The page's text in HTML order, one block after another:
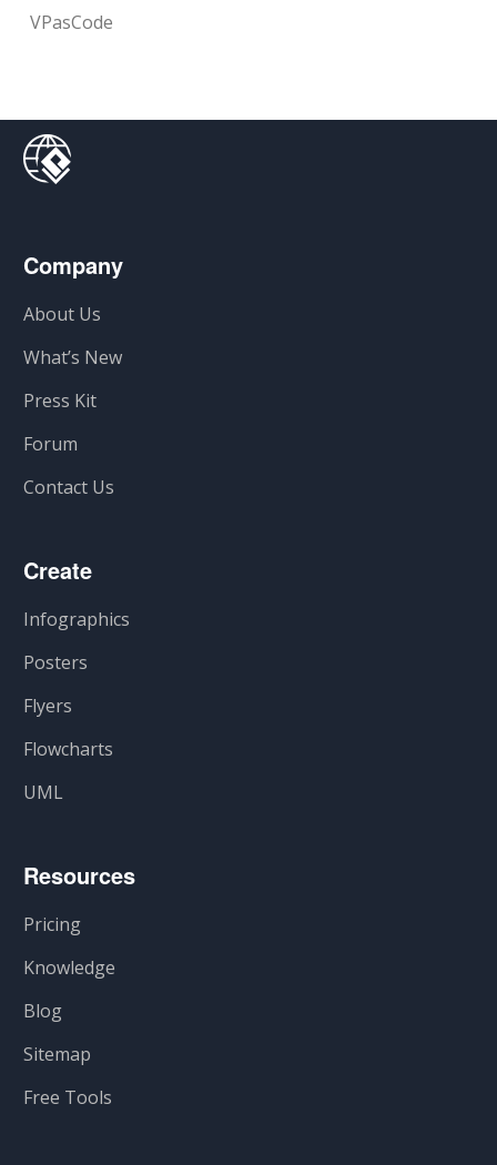
VPasCode
Company
About Us
What’s New
Press Kit
Forum
Contact Us
Create
Infographics
Posters
Flyers
Flowcharts
UML
Resources
Pricing
Knowledge
Blog
Sitemap
Free Tools